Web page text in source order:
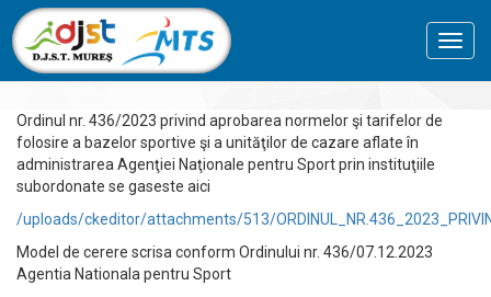
Ordinul nr. 436/2023 privind aprobarea normelor şi tarifelor de
folosire a bazelor sportive şi a unităţilor de cazare aflate în
administrarea Agenţiei Naţionale pentru Sport prin instituţiile
subordonate se gaseste aici
/uploads/ckeditor/attachments/513/
Model de cerere scrisa conform Ordinului nr. 436/07.12.2023
Agentia Nationala pentru Sport